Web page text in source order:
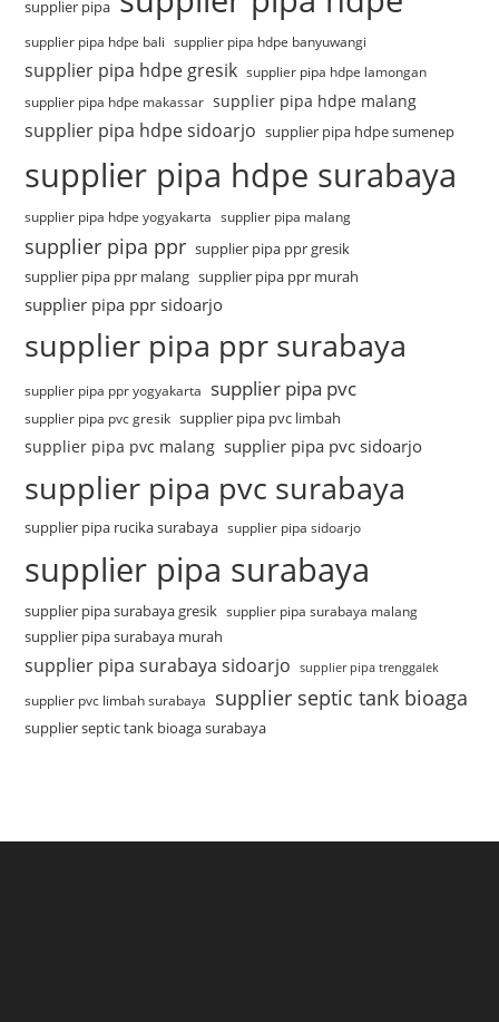
supplier pipa
supplier pipa hdpe bali supplier pipa hdpe banyuwangi
supplier pipa hdpe gresik supplier pipa hdpe lamongan
supplier pipa hdpe makassar supplier pipa hdpe malang
supplier pipa hdpe sidoarjo supplier pipa hdpe sumenep
supplier pipa hdpe surabaya
supplier pipa hdpe yogyakarta supplier pipa malang
supplier pipa ppr supplier pipa ppr gresik
supplier pipa ppr malang supplier pipa ppr murah
supplier pipa ppr sidoarjo
supplier pipa ppr surabaya
supplier pipa ppr yogyakarta supplier pipa pvc
supplier pipa pvc gresik supplier pipa pvc limbah
supplier pipa pvc malang supplier pipa pvc sidoarjo
supplier pipa pvc surabaya
supplier pipa rucika surabaya supplier pipa sidoarjo
supplier pipa surabaya
supplier pipa surabaya gresik supplier pipa surabaya malang
supplier pipa surabaya murah
supplier pipa surabaya sidoarjo supplier pipa trenggalek
supplier pvc limbah surabaya supplier septic tank bioaga
supplier septic tank bioaga surabaya